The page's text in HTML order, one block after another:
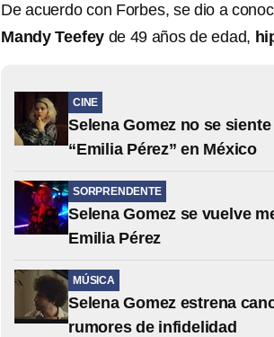
De acuerdo con Forbes, se dio a
Mandy Teefey de 49 años de edad,
CINE
Selena Gomez no se
“Emilia Pérez” en México
SORPRENDENTE
Selena Gomez se vuelve
Emilia Pérez
MÚSICA
Selena Gomez estrena
rumores de infidelidad